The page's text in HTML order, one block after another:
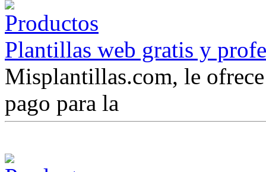
Plantillas web gratis y
Misplantillas.com, le
pago para la